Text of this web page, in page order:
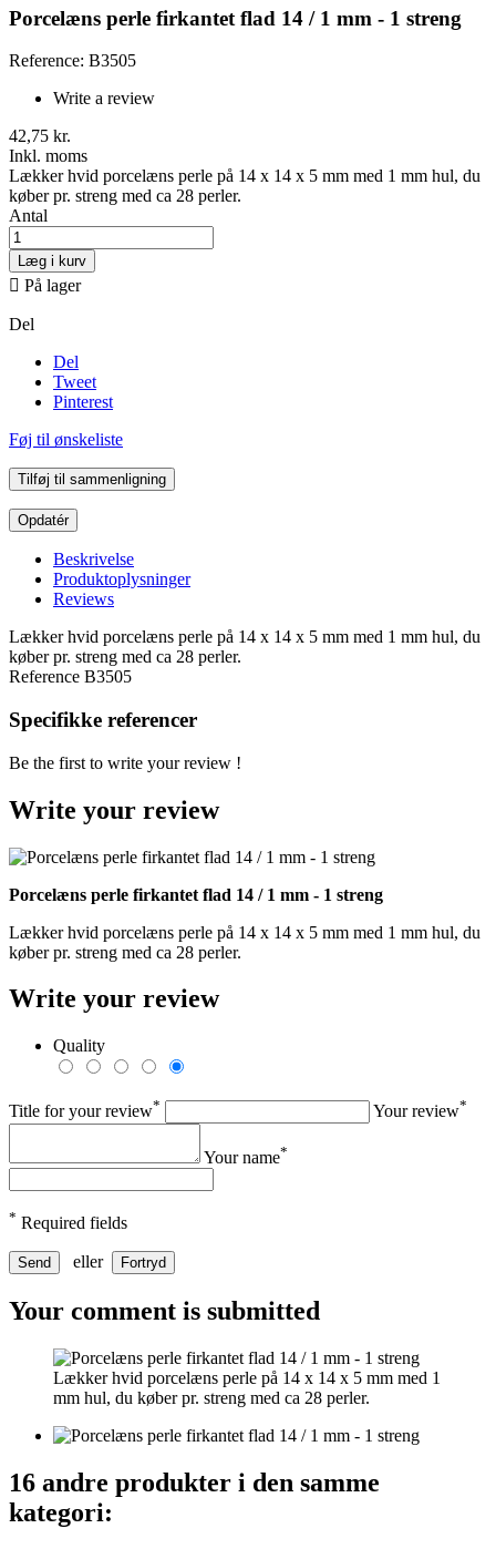
Porcelæns perle firkantet flad 14 / 1 mm - 1 streng
Reference: B3505
Write a review
42,75 kr.
Inkl. moms
Lækker hvid porcelæns perle på 14 x 14 x 5 mm med 1 mm hul, du
køber pr. streng med ca 28 perler.
Antal
Læg i kurv
 På lager
Del
Del
Tweet
Pinterest
Føj til ønskeliste
Tilføj til sammenligning
Beskrivelse
Produktoplysninger
Reviews
Lækker hvid porcelæns perle på 14 x 14 x 5 mm med 1 mm hul, du
køber pr. streng med ca 28 perler.
Reference B3505
Specifikke referencer
Be the first to write your review !
Write your review
Porcelæns perle firkantet flad 14 / 1 mm - 1 streng
Lækker hvid porcelæns perle på 14 x 14 x 5 mm med 1 mm hul, du
køber pr. streng med ca 28 perler.
Write your review
Quality
Title for your review* Your review*
Your name*
* Required fields
Send eller Fortryd
Your comment is submitted
Lækker hvid porcelæns perle på 14 x 14 x 5 mm med 1
mm hul, du køber pr. streng med ca 28 perler.
16 andre produkter i den samme
kategori: